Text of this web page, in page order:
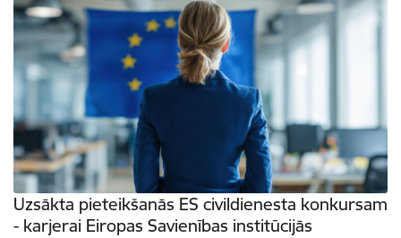
Uzsākta pieteikšanās ES civildienesta konkursam
- karjerai Eiropas Savienības institūcijās